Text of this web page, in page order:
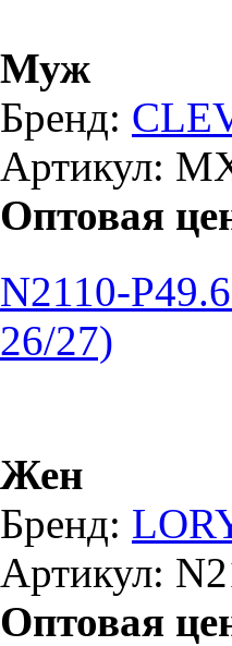
Муж
Бренд:
Артикул:
Оптовая
N2110-
26/27)
Жен
Бренд:
Артикул:
Оптовая